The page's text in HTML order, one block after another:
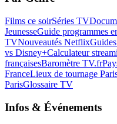
Films ce soirSéries TV
JeunesseGuide programmes
TVNouveautés Netflix
vs Disney+Calculateur
françaisesBaromètre TV.fr
FranceLieux de tournage
ParisGlossaire TV
Infos & Événements